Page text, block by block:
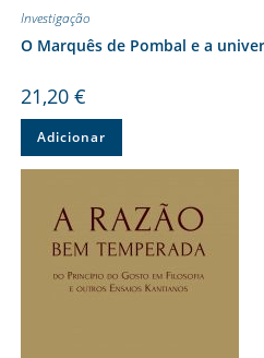
Investigação
O Marquês de Pombal e a
21,20 €
Adicionar